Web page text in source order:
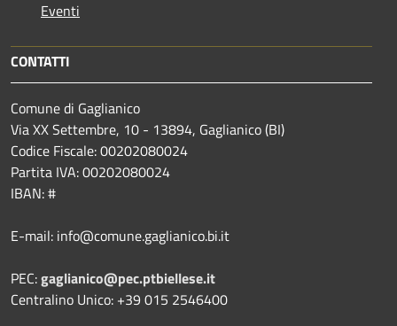
Eventi
CONTATTI
Comune di Gaglianico
Via XX Settembre, 10 - 13894, Gaglianico (BI)
Codice Fiscale: 00202080024
Partita IVA: 00202080024
IBAN: #
E-mail: info@comune.gaglianico.bi.it
PEC:gaglianico@pec.ptbiellese.it
Centralino Unico: +39 015 2546400